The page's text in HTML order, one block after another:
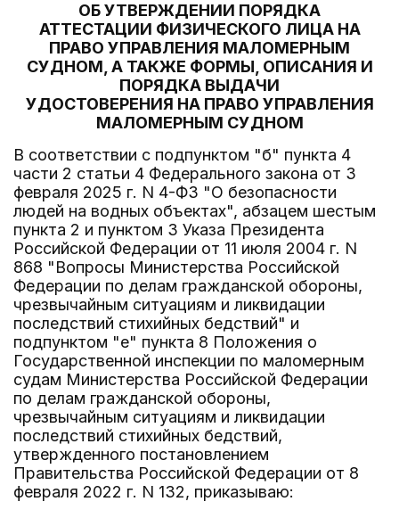
ОБ УТВЕРЖДЕНИИ ПОРЯДКА
АТТЕСТАЦИИ ФИЗИЧЕСКОГО ЛИЦА НА
ПРАВО УПРАВЛЕНИЯ МАЛОМЕРНЫМ
СУДНОМ, А ТАКЖЕ ФОРМЫ, ОПИСАНИЯ И
ПОРЯДКА ВЫДАЧИ
УДОСТОВЕРЕНИЯ НА ПРАВО УПРАВЛЕНИЯ
МАЛОМЕРНЫМ СУДНОМ
В соответствии с подпунктом "б" пункта 4
части 2 статьи 4 Федерального закона от 3
февраля 2025 г. N 4-ФЗ "О безопасности
людей на водных объектах", абзацем шестым
пункта 2 и пунктом 3 Указа Президента
Российской Федерации от 11 июля 2004 г. N
868 "Вопросы Министерства Российской
Федерации по делам гражданской обороны,
чрезвычайным ситуациям и ликвидации
последствий стихийных бедствий" и
подпунктом "е" пункта 8 Положения о
Государственной инспекции по маломерным
судам Министерства Российской Федерации
по делам гражданской обороны,
чрезвычайным ситуациям и ликвидации
последствий стихийных бедствий,
утвержденного постановлением
Правительства Российской Федерации от 8
февраля 2022 г. N 132, приказываю: